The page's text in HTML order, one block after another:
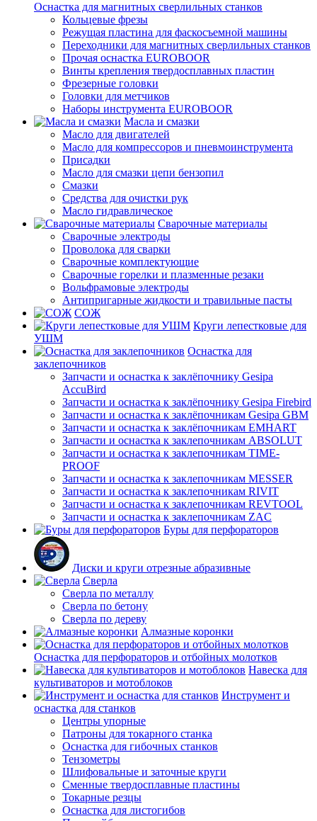
Оснастка для магнитных сверлильных станков
Кольцевые фрезы
Режущая пластина для фаскосъемной машины
Переходники для магнитных сверлильных станков
Прочая оснастка EUROBOOR
Винты крепления твердосплавных пластин
Фрезерные головки
Головки для метчиков
Наборы инструмента EUROBOOR
Масла и смазки
Масло для двигателей
Масло для компрессоров и пневмоинструмента
Присадки
Масло для смазки цепи бензопил
Смазки
Средства для очистки рук
Масло гидравлическое
Сварочные материалы
Сварочные электроды
Проволока для сварки
Сварочные комплектующие
Сварочные горелки и плазменные резаки
Вольфрамовые электроды
Антипригарные жидкости и травильные пасты
СОЖ
Круги лепестковые для
УШМ
Оснастка для
заклепочников
Запчасти и оснастка к заклёпочнику Gesipa
AccuBird
Запчасти и оснастка к заклёпочнику Gesipa Firebird
Запчасти и оснастка к заклёпочникам Gesipa GBM
Запчасти и оснастка к заклёпочникам EMHART
Запчасти и оснастка к заклепочникам ABSOLUT
Запчасти и оснастка к заклепочникам TIME-
PROOF
Запчасти и оснастка к заклепочникам MESSER
Запчасти и оснастка к заклепочникам RIVIT
Запчасти и оснастка к заклепочникам REVTOOL
Запчасти и оснастка к заклепочникам ZAC
Буры для перфораторов
Диски и круги отрезные абразивные
Сверла
Сверла по металлу
Сверла по бетону
Сверла по дереву
Алмазные коронки
Оснастка для перфораторов и отбойных молотков
Навеска для
культиваторов и мотоблоков
Инструмент и
оснастка для станков
Центры упорные
Патроны для токарного станка
Оснастка для гибочных станков
Тензометры
Шлифовальные и заточные круги
Сменные твердосплавные пластины
Токарные резцы
Оснастка для листогибов